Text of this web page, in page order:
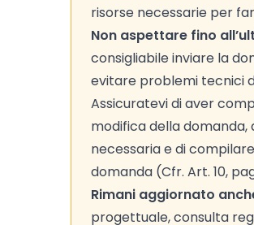
risorse necessarie per
Non aspettare fino
consigliabile inviare la
evitare problemi tecnici
Assicuratevi di aver
modifica della domanda,
necessaria e di
domanda (Cfr. Art. 10,
Rimani aggiornato
progettuale, consulta